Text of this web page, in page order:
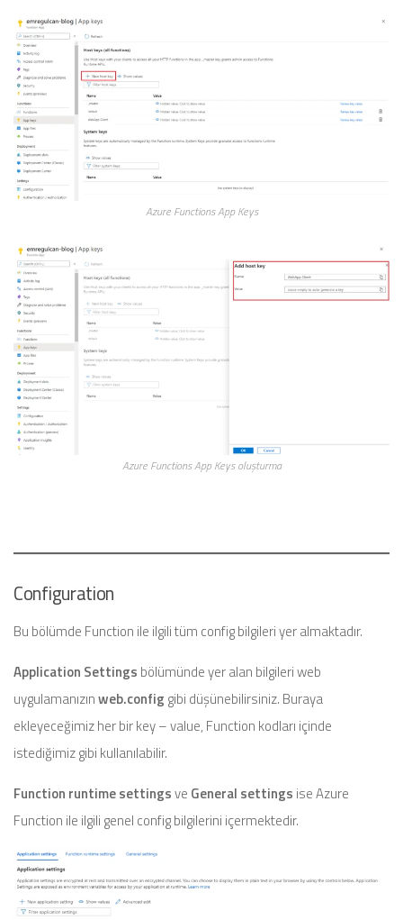
Azure Functions App Keys
Azure Functions App Keys oluşturma
Configuration
Bu bölümde Function ile ilgili tüm config bilgileri yer almaktadır.
Application Settings bölümünde yer alan bilgileri web
uygulamanızınweb.config gibi düşünebilirsiniz. Buraya
ekleyeceğimiz her bir key – value, Function kodları içinde
istediğimiz gibi kullanılabilir.
Function runtime settingsve General settings ise Azure
Function ile ilgili genel config bilgilerini içermektedir.